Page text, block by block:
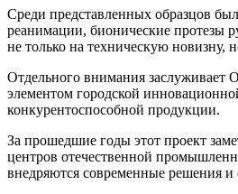
Среди представленных образцов
реанимации, бионические протезы
не только на техническую новизну,
Отдельного внимания заслуживает
элементом городской
конкурентоспособной продукции.
За прошедшие годы этот проект
центров отечественной
внедряются современные решения и